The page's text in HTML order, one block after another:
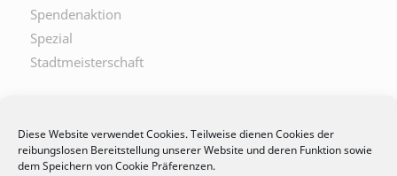
Diese Website verwendet Cookies. Teilweise dienen Cookies der
reibungslosen Bereitstellung unserer Website und deren Funktion sowie
dem Speichern von Cookie Präferenzen.
Spendenaktion
Spezial
Stadtmeisterschaft
FACEBOOK